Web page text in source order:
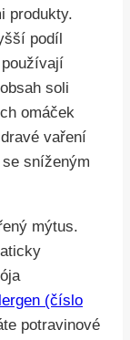
produkty.
podíl
soli
omáček
vaření
sníženým
mýtus.
(číslo
potravinové